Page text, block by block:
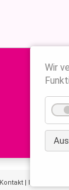
Kontakt
Wir